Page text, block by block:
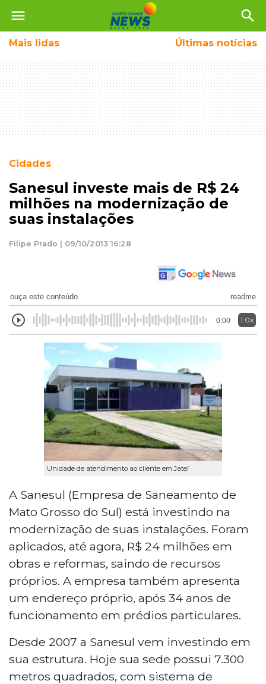
menu search
Mais lidas Últimas notícias
Cidades
Sanesul investe mais de R$ 24
milhões na modernização de
suas instalações
Filipe Prado | 09/10/2013 16:28
ouça este conteúdo readme
0:00 1.0x
Unidade de atendimento ao cliente em Jateí
A Sanesul (Empresa de Saneamento de
Mato Grosso do Sul) está investindo na
modernização de suas instalações. Foram
aplicados, até agora, R$ 24 milhões em
obras e reformas, saindo de recursos
próprios. A empresa também apresenta
um endereço próprio, após 34 anos de
funcionamento em prédios particulares.
Desde 2007 a Sanesul vem investindo em
sua estrutura. Hoje sua sede possui 7.300
metros quadrados, com sistema de